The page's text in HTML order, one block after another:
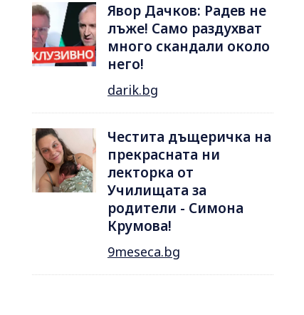
Явор Дачков: Радев не
лъже! Само раздухват
много скандали около
него!
darik.bg
Честита дъщеричка на
прекрасната ни
лекторка от
Училищата за
родители - Симона
Крумова!
9meseca.bg